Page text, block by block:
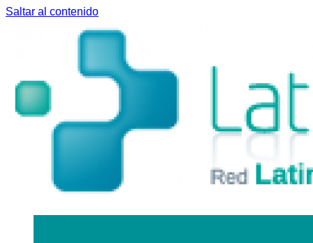
Saltar al contenido